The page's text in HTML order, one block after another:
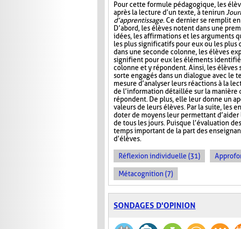
Pour cette formule pédagogique, les
après la lecture d’un texte, à tenir un
d’apprentissage. Ce dernier se remplit
D’abord, les élèves notent dans une
idées, les affirmations et les arguments
les plus significatifs pour eux ou les plus
dans une seconde colonne, les élèves
signifient pour eux les éléments
colonne et y répondent. Ainsi, les élèves
sorte engagés dans un dialogue avec le
mesure d’analyser leurs réactions à la
de l’information détaillée sur la manière
répondent. De plus, elle leur donne un
valeurs de leurs élèves. Par la suite, les
doter de moyens leur permettant
de tous les jours. Puisque l’évaluation des
temps important de la part des
d’élèves.
Réflexion individuelle (31)
Métacognition (7)
SONDAGES D'OPINION